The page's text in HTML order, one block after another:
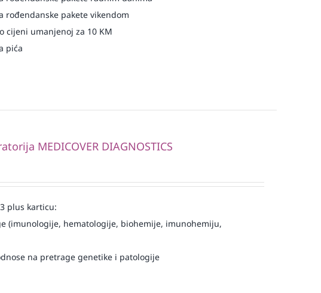
rođendanske pakete vikendom
cijeni umanjenoj za 10 KM
pića
MEDICOVER DIAGNOSTICS
plus karticu:
(imunologije, hematologije, biohemije, imunohemiju,
na pretrage genetike i patologije